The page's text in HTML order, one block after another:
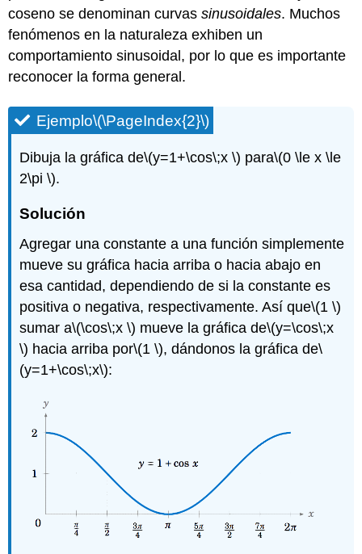
coseno se denominan curvassinusoidales. Muchos
fenómenos en la naturaleza exhiben un
comportamiento sinusoidal, por lo que es importante
reconocer la forma general.
Ejemplo\(\PageIndex{2}\)
Dibuja la gráfica de\(y=1+\cos\;x \) para\(0 \le x \le
2\pi \).
Solución
Agregar una constante a una función simplemente
mueve su gráfica hacia arriba o hacia abajo en
esa cantidad, dependiendo de si la constante es
positiva o negativa, respectivamente. Así que\(1 \)
sumar a\(\cos\;x \) mueve la gráfica de\(y=\cos\;x
\) hacia arriba por\(1 \), dándonos la gráfica de\
(y=1+\cos\;x\):